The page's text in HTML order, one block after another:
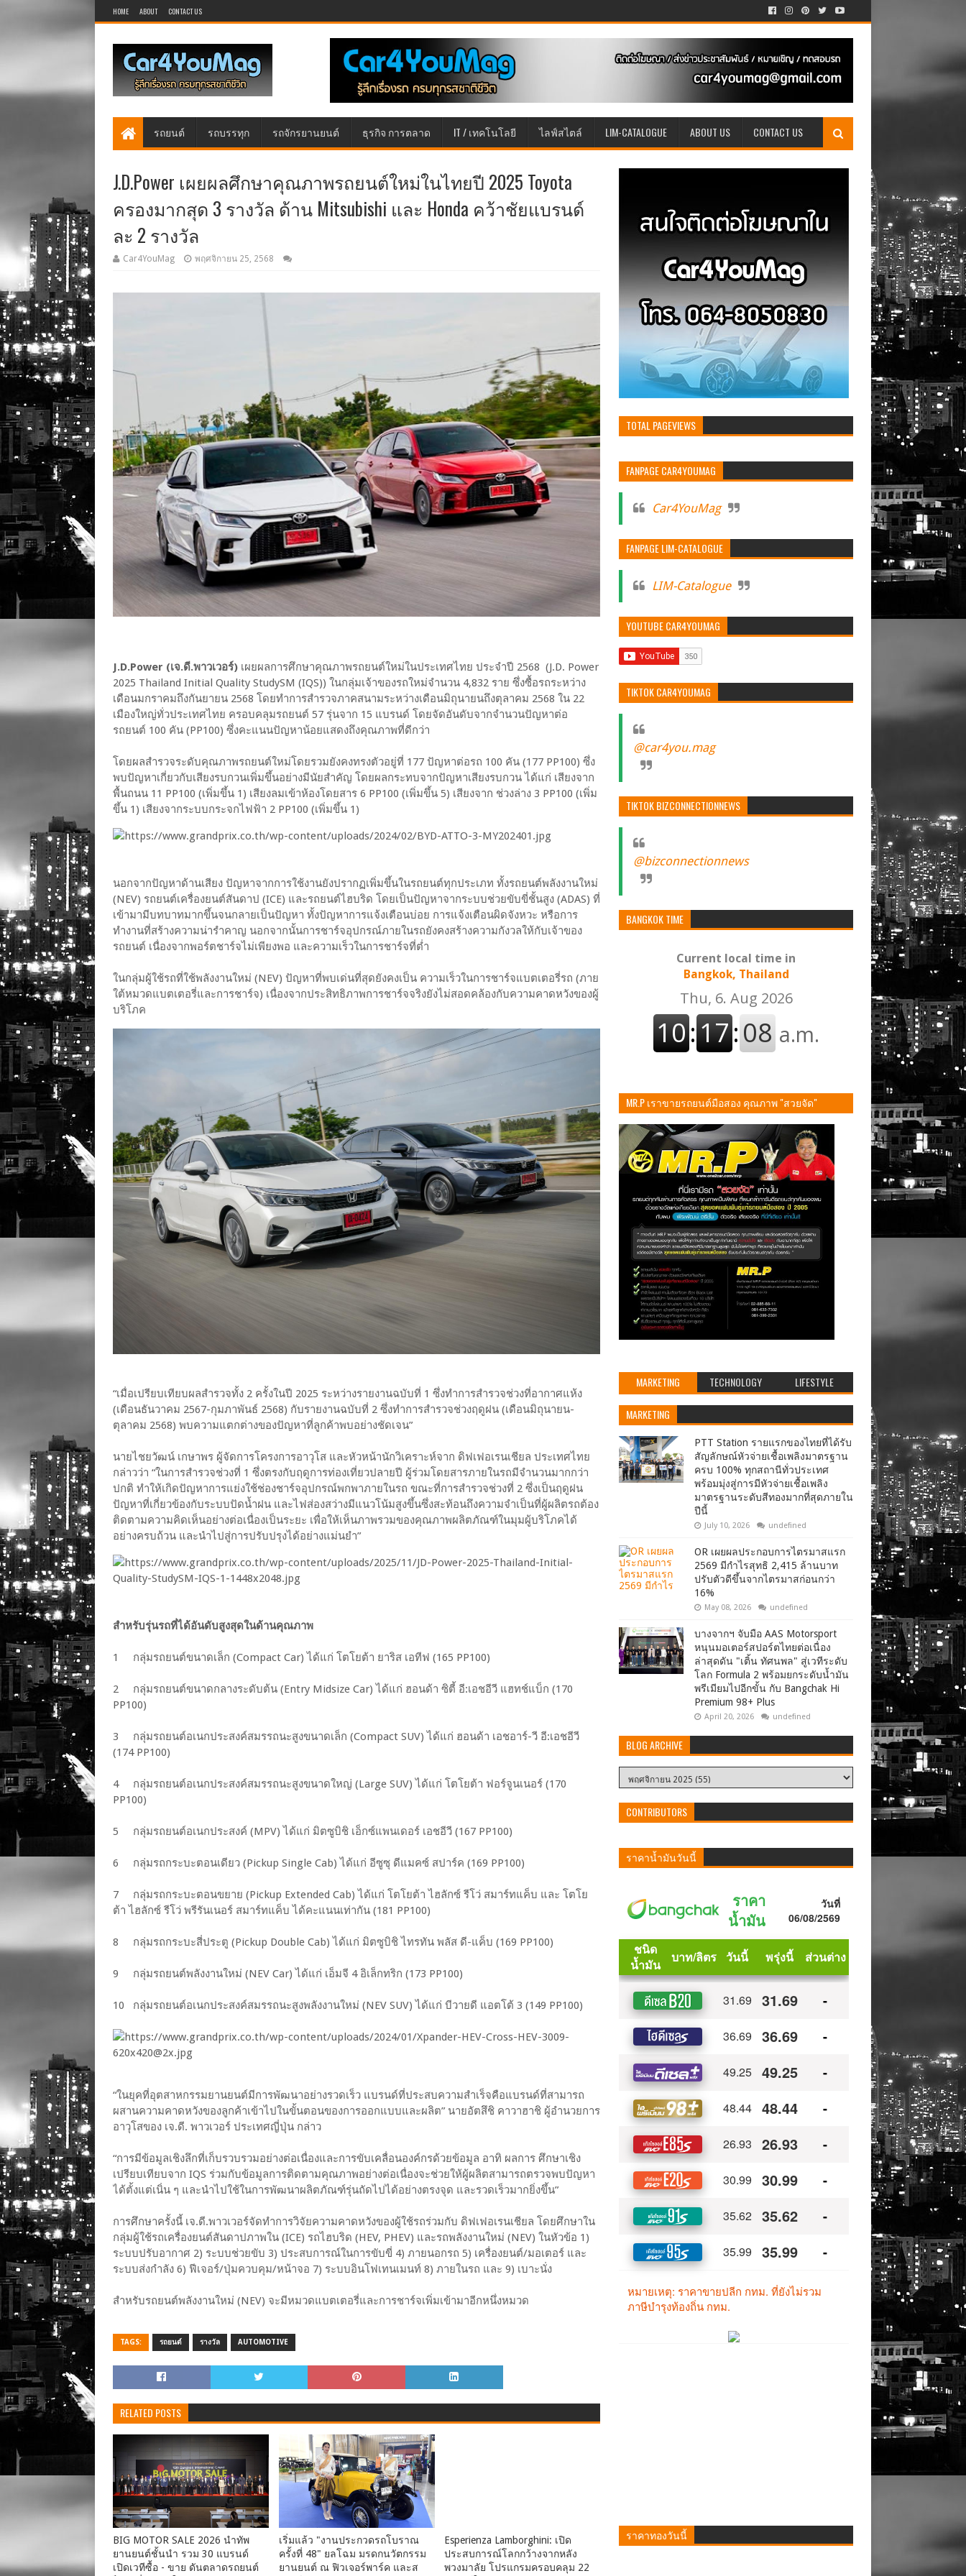
HOME ABOUT CONTACT US
รถยนต์ รถบรรทุก รถจักรยานยนต์ ธุรกิจ การตลาด IT / เทคโนโลยี ไลฟ์สไตล์ LIM-CATALOGUE ABOUT US CONTACT US
J.D.Power เผยผลศึกษาคุณภาพรถยนต์ใหม่ในไทยปี 2025 Toyota
ครองมากสุด 3 รางวัล ด้าน Mitsubishi และ Honda คว้าชัยแบรนด์
ละ 2 รางวัล
Car4YouMag พฤศจิกายน 25, 2568
J.D.Power (เจ.ดี.พาวเวอร์) เผยผลการศึกษาคุณภาพรถยนต์ใหม่ในประเทศไทย ประจำปี 2568 (J.D. Power
2025 Thailand Initial Quality StudySM (IQS)) ในกลุ่มเจ้าของรถใหม่จำนวน 4,832 ราย ซึ่งซื้อรถระหว่าง
เดือนมกราคมถึงกันยายน 2568 โดยทำการสำรวจภาคสนามระหว่างเดือนมิถุนายนถึงตุลาคม 2568 ใน 22
เมืองใหญ่ทั่วประเทศไทย ครอบคลุมรถยนต์ 57 รุ่นจาก 15 แบรนด์ โดยจัดอันดับจากจำนวนปัญหาต่อ
รถยนต์ 100 คัน (PP100) ซึ่งคะแนนปัญหาน้อยแสดงถึงคุณภาพที่ดีกว่า
โดยผลสำรวจระดับคุณภาพรถยนต์ใหม่โดยรวมยังคงทรงตัวอยู่ที่ 177 ปัญหาต่อรถ 100 คัน (177 PP100) ซึ่ง
พบปัญหาเกี่ยวกับเสียงรบกวนเพิ่มขึ้นอย่างมีนัยสำคัญ โดยผลกระทบจากปัญหาเสียงรบกวน ได้แก่ เสียงจาก
พื้นถนน 11 PP100 (เพิ่มขึ้น 1) เสียงลมเข้าห้องโดยสาร 6 PP100 (เพิ่มขึ้น 5) เสียงจาก ช่วงล่าง 3 PP100 (เพิ่ม
ขึ้น 1) เสียงจากระบบกระจกไฟฟ้า 2 PP100 (เพิ่มขึ้น 1)
นอกจากปัญหาด้านเสียง ปัญหาจากการใช้งานยังปรากฏเพิ่มขึ้นในรถยนต์ทุกประเภท ทั้งรถยนต์พลังงานใหม่
(NEV) รถยนต์เครื่องยนต์สันดาป (ICE) และรถยนต์ไฮบริด โดยเป็นปัญหาจากระบบช่วยขับขี่ชั้นสูง (ADAS) ที่
เข้ามามีบทบาทมากขึ้นจนกลายเป็นปัญหา ทั้งปัญหาการแจ้งเตือนบ่อย การแจ้งเตือนผิดจังหวะ หรือการ
ทำงานที่สร้างความน่ารำคาญ นอกจากนั้นการชาร์จอุปกรณ์ภายในรถยังคงสร้างความกังวลให้กับเจ้าของ
รถยนต์ เนื่องจากพอร์ตชาร์จไม่เพียงพอ และความเร็วในการชาร์จที่ต่ำ
ในกลุ่มผู้ใช้รถที่ใช้พลังงานใหม่ (NEV) ปัญหาที่พบเด่นที่สุดยังคงเป็น ความเร็วในการชาร์จแบตเตอรี่รถ (ภาย
ใต้หมวดแบตเตอรี่และการชาร์จ) เนื่องจากประสิทธิภาพการชาร์จจริงยังไม่สอดคล้องกับความคาดหวังของผู้
บริโภค
“เมื่อเปรียบเทียบผลสำรวจทั้ง 2 ครั้งในปี 2025 ระหว่างรายงานฉบับที่ 1 ซึ่งทำการสำรวจช่วงที่อากาศแห้ง
(เดือนธันวาคม 2567-กุมภาพันธ์ 2568) กับรายงานฉบับที่ 2 ซึ่งทำการสำรวจช่วงฤดูฝน (เดือนมิถุนายน-
ตุลาคม 2568) พบความแตกต่างของปัญหาที่ลูกค้าพบอย่างชัดเจน”
นายไชยวัฒน์ เกษาพร ผู้จัดการโครงการอาวุโส และหัวหน้านักวิเคราะห์จาก ดิฟเฟอเรนเชียล ประเทศไทย
กล่าวว่า “ในการสำรวจช่วงที่ 1 ซึ่งตรงกับฤดูการท่องเที่ยวปลายปี ผู้ร่วมโดยสารภายในรถมีจำนวนมากกว่า
ปกติ ทำให้เกิดปัญหาการแย่งใช้ช่องชาร์จอุปกรณ์พกพาภายในรถ ขณะที่การสำรวจช่วงที่ 2 ซึ่งเป็นฤดูฝน
ปัญหาที่เกี่ยวข้องกับระบบปัดน้ำฝน และไฟส่องสว่างมีแนวโน้มสูงขึ้นซึ่งสะท้อนถึงความจำเป็นที่ผู้ผลิตรถต้อง
ติดตามความคิดเห็นอย่างต่อเนื่องเป็นระยะ เพื่อให้เห็นภาพรวมของคุณภาพผลิตภัณฑ์ในมุมผู้บริโภคได้
อย่างครบถ้วน และนำไปสู่การปรับปรุงได้อย่างแม่นยำ”
สำหรับรุ่นรถที่ได้อันดับสูงสุดในด้านคุณภาพ
1 กลุ่มรถยนต์ขนาดเล็ก (Compact Car) ได้แก่ โตโยต้า ยาริส เอทีฟ (165 PP100)
2 กลุ่มรถยนต์ขนาดกลางระดับต้น (Entry Midsize Car) ได้แก่ ฮอนด้า ซิตี้ อี:เอชอีวี แฮทช์แบ็ก (170
PP100)
3 กลุ่มรถยนต์อเนกประสงค์สมรรถนะสูงขนาดเล็ก (Compact SUV) ได้แก่ ฮอนด้า เอชอาร์-วี อี:เอชอีวี
(174 PP100)
4 กลุ่มรถยนต์อเนกประสงค์สมรรถนะสูงขนาดใหญ่ (Large SUV) ได้แก่ โตโยต้า ฟอร์จูนเนอร์ (170
PP100)
5 กลุ่มรถยนต์อเนกประสงค์ (MPV) ได้แก่ มิตซูบิชิ เอ็กซ์แพนเดอร์ เอชอีวี (167 PP100)
6 กลุ่มรถกระบะตอนเดียว (Pickup Single Cab) ได้แก่ อีซูซุ ดีแมคซ์ สปาร์ค (169 PP100)
7 กลุ่มรถกระบะตอนขยาย (Pickup Extended Cab) ได้แก่ โตโยต้า ไฮลักซ์ รีโว่ สมาร์ทแค็บ และ โตโย
ต้า ไฮลักซ์ รีโว่ พรีรันเนอร์ สมาร์ทแค็บ ได้คะแนนเท่ากัน (181 PP100)
8 กลุ่มรถกระบะสี่ประตู (Pickup Double Cab) ได้แก่ มิตซูบิชิ ไทรทัน พลัส ดี-แค็บ (169 PP100)
9 กลุ่มรถยนต์พลังงานใหม่ (NEV Car) ได้แก่ เอ็มจี 4 อิเล็กทริก (173 PP100)
10 กลุ่มรถยนต์อเนกประสงค์สมรรถนะสูงพลังงานใหม่ (NEV SUV) ได้แก่ บีวายดี แอตโต้ 3 (149 PP100)
“ในยุคที่อุตสาหกรรมยานยนต์มีการพัฒนาอย่างรวดเร็ว แบรนด์ที่ประสบความสำเร็จคือแบรนด์ที่สามารถ
ผสานความคาดหวังของลูกค้าเข้าไปในขั้นตอนของการออกแบบและผลิต” นายอัตสึชิ คาวาฮาชิ ผู้อำนวยการ
อาวุโสของ เจ.ดี. พาวเวอร์ ประเทศญี่ปุ่น กล่าว
“การมีข้อมูลเชิงลึกที่เก็บรวบรวมอย่างต่อเนื่องและการขับเคลื่อนองค์กรด้วยข้อมูล อาทิ ผลการ ศึกษาเชิง
เปรียบเทียบจาก IQS ร่วมกับข้อมูลการติดตามคุณภาพอย่างต่อเนื่องจะช่วยให้ผู้ผลิตสามารถตรวจพบปัญหา
ได้ตั้งแต่เนิ่น ๆ และนำไปใช้ในการพัฒนาผลิตภัณฑ์รุ่นถัดไปได้อย่างตรงจุด และรวดเร็วมากยิ่งขึ้น”
การศึกษาครั้งนี้ เจ.ดี.พาวเวอร์จัดทำการวิจัยความคาดหวังของผู้ใช้รถร่วมกับ ดิฟเฟอเรนเชียล โดยศึกษาใน
กลุ่มผู้ใช้รถเครื่องยนต์สันดาปภาพใน (ICE) รถไฮบริด (HEV, PHEV) และรถพลังงานใหม่ (NEV) ในหัวข้อ 1)
ระบบปรับอากาศ 2) ระบบช่วยขับ 3) ประสบการณ์ในการขับขี่ 4) ภายนอกรถ 5) เครื่องยนต์/มอเตอร์ และ
ระบบส่งกำลัง 6) ฟีเจอร์/ปุ่มควบคุม/หน้าจอ 7) ระบบอินโฟเทนเมนท์ 8) ภายในรถ และ 9) เบาะนั่ง
สำหรับรถยนต์พลังงานใหม่ (NEV) จะมีหมวดแบตเตอรี่และการชาร์จเพิ่มเข้ามาอีกหนึ่งหมวด
TAGS: รถยนต์ รางวัล AUTOMOTIVE
RELATED POSTS
BIG MOTOR SALE 2026 นำทัพ
ยานยนต์ชั้นนำ รวม 30 แบรนด์
เปิดเวทีซื้อ - ขาย ดันตลาดรถยนต์
เริ่มแล้ว "งานประกวดรถโบราณ
ครั้งที่ 48" ยลโฉม มรดกนวัตกรรม
ยานยนต์ ณ ฟิวเจอร์พาร์ค และส
Esperienza Lamborghini: เปิด
ประสบการณ์โลกกว้างจากหลัง
พวงมาลัย โปรแกรมครอบคลุม 22
TOTAL PAGEVIEWS
FANPAGE CAR4YOUMAG
Car4YouMag
FANPAGE LIM-CATALOGUE
LIM-Catalogue
YOUTUBE CAR4YOUMAG
TIKTOK CAR4YOUMAG
@car4you.mag
TIKTOK BIZCONNECTIONNEWS
@bizconnectionnews
BANGKOK TIME
Current local time in
Bangkok, Thailand
MR.P เราขายรถยนต์มือสอง คุณภาพ "สวยจัด"
MARKETING TECHNOLOGY LIFESTYLE
MARKETING
PTT Station รายแรกของไทยที่ได้รับ
สัญลักษณ์หัวจ่ายเชื้อเพลิงมาตรฐาน
ครบ 100% ทุกสถานีทั่วประเทศ
พร้อมมุ่งสู่การมีหัวจ่ายเชื้อเพลิง
มาตรฐานระดับสีทองมากที่สุดภายใน
ปีนี้
July 10, 2026 undefined
OR เผยผลประกอบการไตรมาสแรก
2569 มีกำไรสุทธิ 2,415 ล้านบาท
ปรับตัวดีขึ้นจากไตรมาสก่อนกว่า
16%
May 08, 2026 undefined
บางจากฯ จับมือ AAS Motorsport
หนุนมอเตอร์สปอร์ตไทยต่อเนื่อง
ล่าสุดดัน "เติ้น ทัศนพล" สู่เวทีระดับ
โลก Formula 2 พร้อมยกระดับน้ำมัน
พรีเมียมไปอีกขั้น กับ Bangchak Hi
Premium 98+ Plus
April 20, 2026 undefined
BLOG ARCHIVE
CONTRIBUTORS
ราคาน้ำมันวันนี้
ราคาทองวันนี้